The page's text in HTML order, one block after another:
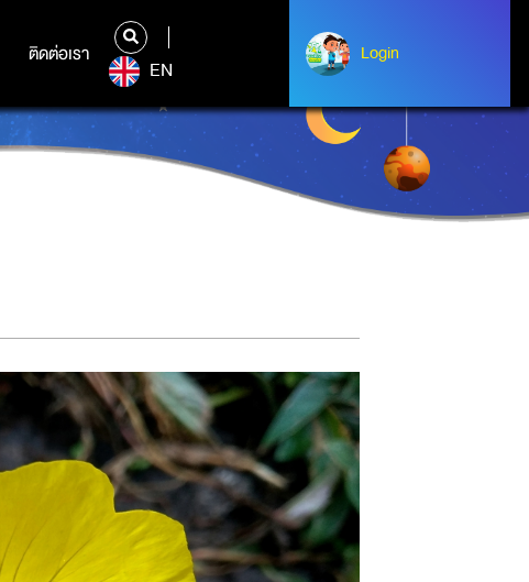
ติดต่อเรา
ติดต่อเรา
EN
Login
Login